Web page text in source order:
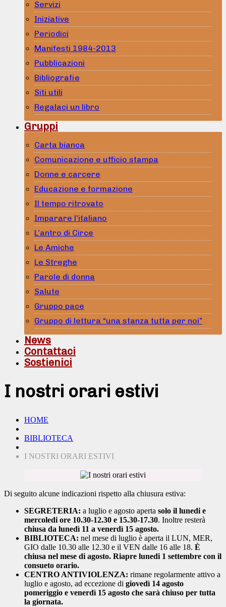
Servizi
Iniziative
Periodici
Manifesti 1984-2013
Pubblicazioni
Bibliografie
Siti utili
Regalaci un libro
Gruppi
Carta bianca
Comunicazione e ufficio stampa
Donne e carcere
Educazione e formazione
Il tempo ritrovato
Imparare l’italiano
L’antro di Circe
Le Amiche
Le Streghe
Parole di donna
Salute
Gruppo pace
Gruppo di lettura “una stanza tutta per noi”
News
Contattaci
Sostienici
I nostri orari estivi
HOME
BIBLIOTECA
I NOSTRI ORARI ESTIVI
Di seguito alcune indicazioni rispetto alla chiusura estiva:
SEGRETERIA: a luglio e agosto aperta solo il lunedi e
mercoledi ore 10.30-12.30 e 15.30-17.30. Inoltre resterà
chiusa da lunedì 11 a venerdì 15 agosto.
BIBLIOTECA: nel mese di luglio è aperta il LUN, MER,
GIO dalle 10.30 alle 12.30 e il VEN dalle 16 alle 18. È
chiusa nel mese di agosto. Riapre lunedi 1 settembre con il
consueto orario.
CENTRO ANTIVIOLENZA: rimane regolarmente attivo a
luglio e agosto, ad eccezione di giovedì 14 agosto
pomeriggio e venerdì 15 agosto che sarà chiuso per tutta
la giornata.